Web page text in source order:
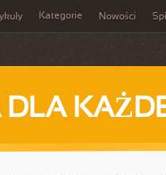
Kategorie Nowości
DLA